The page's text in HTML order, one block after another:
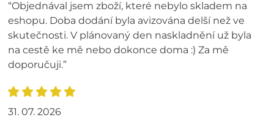
“Objednával jsem zboží, které nebylo skladem na
eshopu. Doba dodání byla avizována delší než ve
skutečnosti. V plánovaný den naskladnění už byla
na cestě ke mě nebo dokonce doma :) Za mě
doporučuji.”
31. 07. 2026